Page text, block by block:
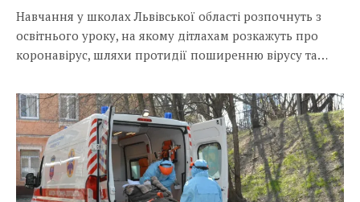
Навчання у школах Львівської області розпочнуть з
освітнього уроку, на якому дітлахам розкажуть про
коронавірус, шляхи протидії поширенню вірусу та…